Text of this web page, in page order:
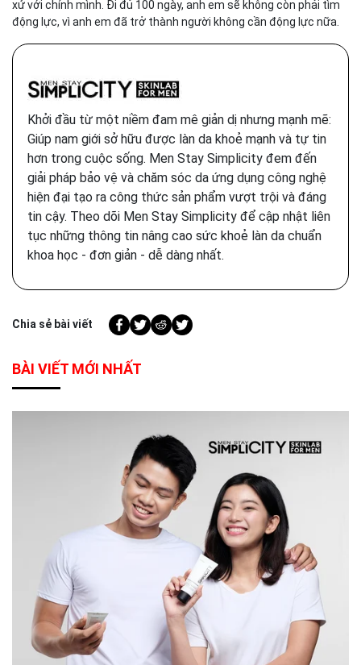
xử với chính mình. Đi đủ 100 ngày, anh em sẽ không còn phải tìm
động lực, vì anh em đã trở thành người không cần động lực nữa.
Khởi đầu từ một niềm đam mê giản dị nhưng mạnh mẽ:
Giúp nam giới sở hữu được làn da khoẻ mạnh và tự tin
hơn trong cuộc sống. Men Stay Simplicity đem đến
giải pháp bảo vệ và chăm sóc da ứng dụng công nghệ
hiện đại tạo ra công thức sản phẩm vượt trội và đáng
tin cậy. Theo dõi Men Stay Simplicity để cập nhật liên
tục những thông tin nâng cao sức khoẻ làn da chuẩn
khoa học - đơn giản - dễ dàng nhất.
Chia sẻ bài viết
BÀI VIẾT MỚI NHẤT